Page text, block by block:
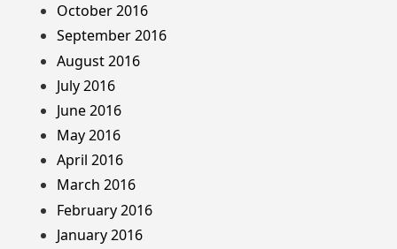
October 2016
September 2016
August 2016
July 2016
June 2016
May 2016
April 2016
March 2016
February 2016
January 2016